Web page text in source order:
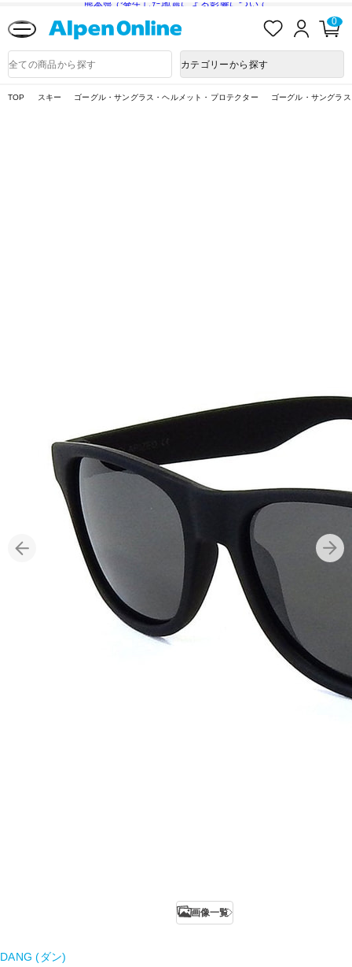
熊本県で発生した地震による影響について
入
ロ
ン
0
品
検
カテゴリーから探す
TOP スキー ゴーグル・サングラス・ヘルメット・プロテクター ゴーグル・サングラス
画像一覧
DANG (ダン)